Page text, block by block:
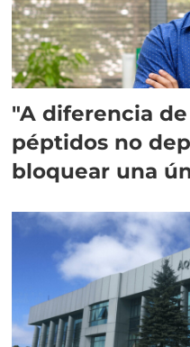
"A diferencia
péptidos no
bloquear una